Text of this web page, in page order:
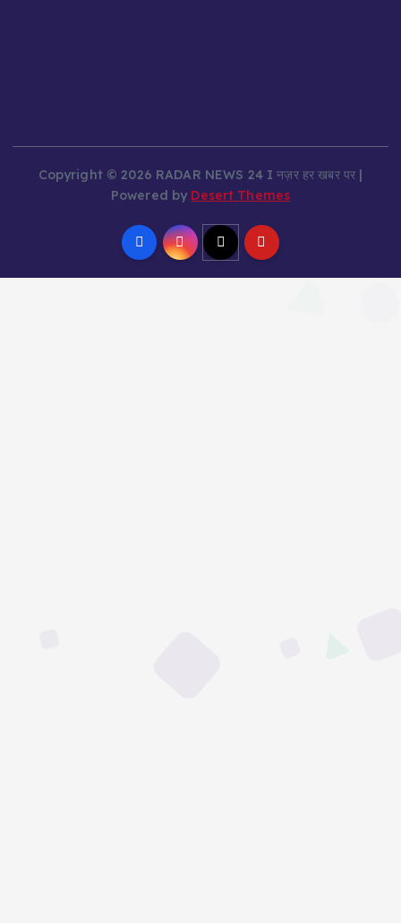
Copyright © 2026 RADAR NEWS 24 I नज़र हर खबर पर |
Powered by Desert Themes